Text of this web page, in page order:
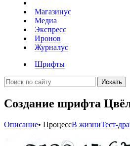
Магазинус
Медиа
Экспресс
Иронов
Журналус
Шрифты
Искать
Cоздание шрифта
Описание• ПроцессВ жизниТест-